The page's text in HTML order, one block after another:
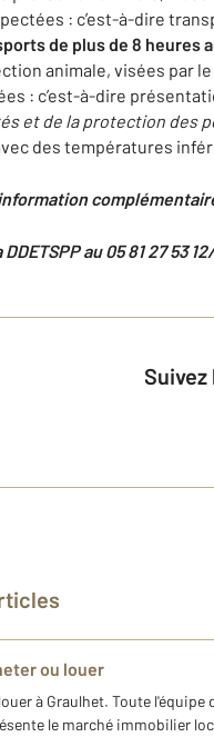
: c’est-à-dire
de plus de 8 heures
animale, visées par
: c’est-à-dire
et de la protection des
des températures
ETSPP au 05 81 27 53
ou louer
à Graulhet. Toute l'équipe
le marché immobilier